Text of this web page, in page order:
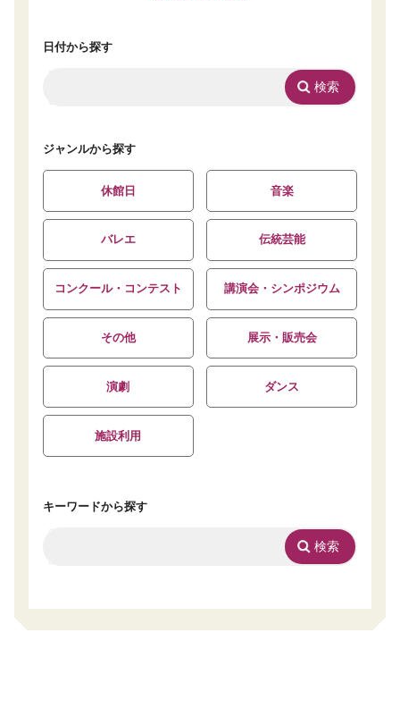
日付から探す
ジャンルから探す
休館日 音楽
バレエ 伝統芸能
コンクール・コンテスト 講演会・シンポジウム
その他 展示・販売会
演劇 ダンス
施設利用
キーワードから探す